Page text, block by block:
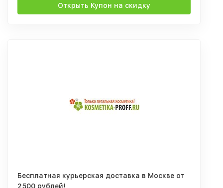
Открыть Купон на скидку
Бесплатная курьерская доставка в Москве от
2500 рублей!